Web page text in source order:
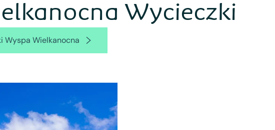
Wycieczki
Wyspa Wielkanocna